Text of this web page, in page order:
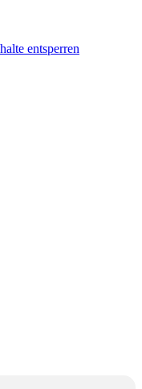
entsperren